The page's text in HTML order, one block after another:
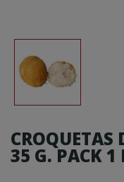
CROQUETAS
35 G. PACK 1